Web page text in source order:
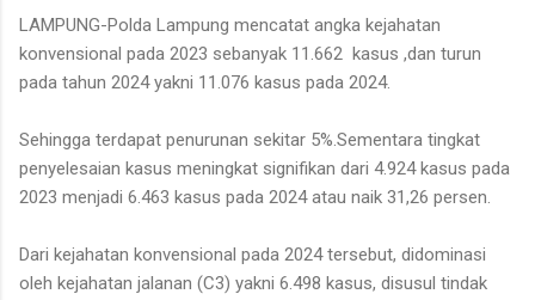
LAMPUNG-Polda Lampung mencatat angka kejahatan
konvensional pada 2023 sebanyak 11.662 kasus ,dan turun
pada tahun 2024 yakni 11.076 kasus pada 2024.
Sehingga terdapat penurunan sekitar 5%.Sementara tingkat
penyelesaian kasus meningkat signifikan dari 4.924 kasus pada
2023 menjadi 6.463 kasus pada 2024 atau naik 31,26 persen.
Dari kejahatan konvensional pada 2024 tersebut, didominasi
oleh kejahatan jalanan (C3) yakni 6.498 kasus, disusul tindak